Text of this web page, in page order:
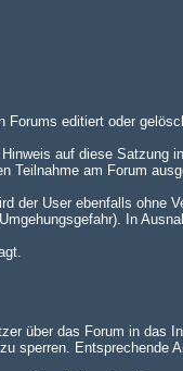
editiert oder
auf diese Satzung
Teilnahme am Forum
der User ebenfalls ohne
In
über das Forum in das
sperren. Entsprechende